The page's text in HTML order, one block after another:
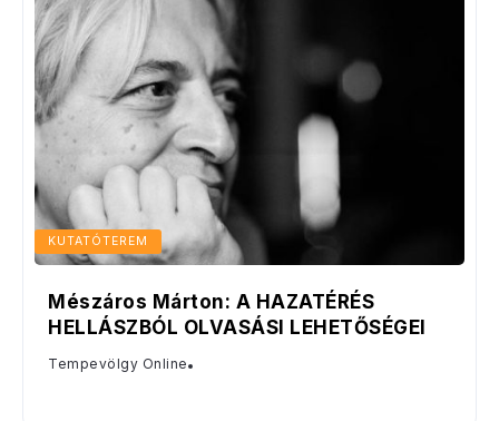
KUTATÓTEREM
Mészáros Márton: A HAZATÉRÉS
HELLÁSZBÓL OLVASÁSI LEHETŐSÉGEI
Tempevölgy Online